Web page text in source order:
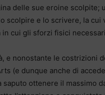
delle sue eroine scolpite;
scolpire e lo scrivere, la cui
cui gli sforzi fisici
e nonostante le costrizioni
(e dunque anche di
ottenere il massimo